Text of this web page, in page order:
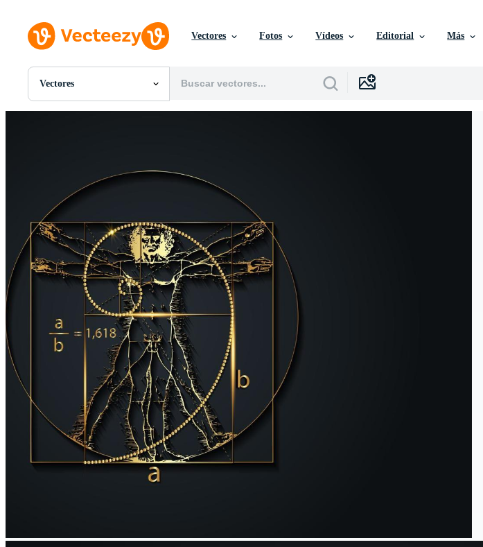
Vectores Fotos Vídeos Editorial Más
Vectores
Todas Imágenes
Vectores
Videos
Imágenes Editoriales
Eventos Editoriales